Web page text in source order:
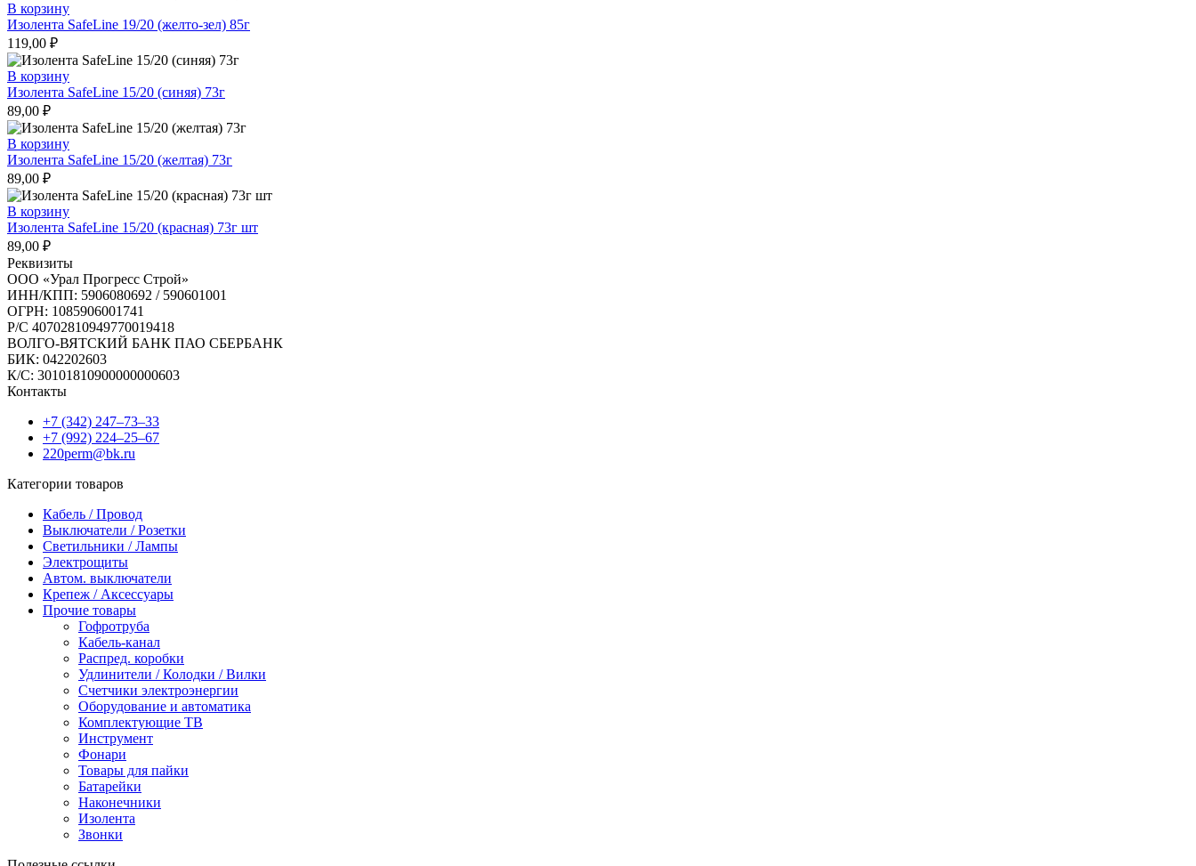
В корзину
Изолента SafeLine 19/20 (желто-зел) 85г
119,00 ₽
В корзину
Изолента SafeLine 15/20 (синяя) 73г
89,00 ₽
В корзину
Изолента SafeLine 15/20 (желтая) 73г
89,00 ₽
В корзину
Изолента SafeLine 15/20 (красная) 73г шт
89,00 ₽
Реквизиты
ООО «Урал Прогресс Строй»
ИНН/КПП: 5906080692 / 590601001
ОГРН: 1085906001741
Р/C 40702810949770019418
ВОЛГО-ВЯТСКИЙ БАНК ПАО СБЕРБАНК
БИК: 042202603
К/С: 30101810900000000603
Контакты
+7 (342) 247‒73‒33
+7 (992) 224‒25‒67
220perm@bk.ru
Категории товаров
Кабель / Провод
Выключатели / Розетки
Светильники / Лампы
Электрощиты
Автом. выключатели
Крепеж / Аксессуары
Прочие товары
Гофротруба
Кабель-канал
Распред. коробки
Удлинители / Колодки / Вилки
Счетчики электроэнергии
Оборудование и автоматика
Комплектующие ТВ
Инструмент
Фонари
Товары для пайки
Батарейки
Наконечники
Изолента
Звонки